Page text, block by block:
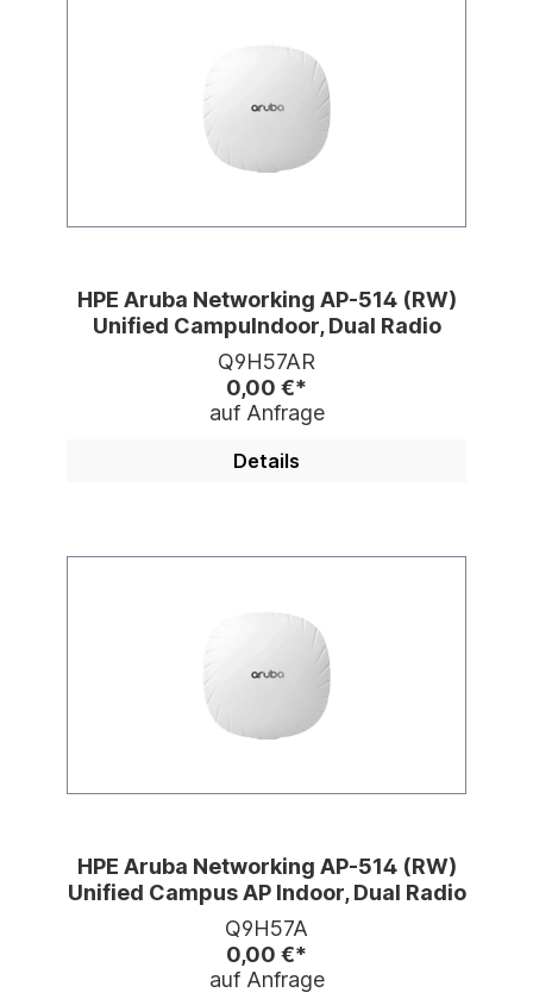
HPE Aruba Networking AP-514 (RW)
Unified CampuIndoor, Dual Radio
Q9H57AR
0,00 €*
auf Anfrage
Details
HPE Aruba Networking AP-514 (RW)
Unified Campus AP Indoor, Dual Radio
Q9H57A
0,00 €*
auf Anfrage